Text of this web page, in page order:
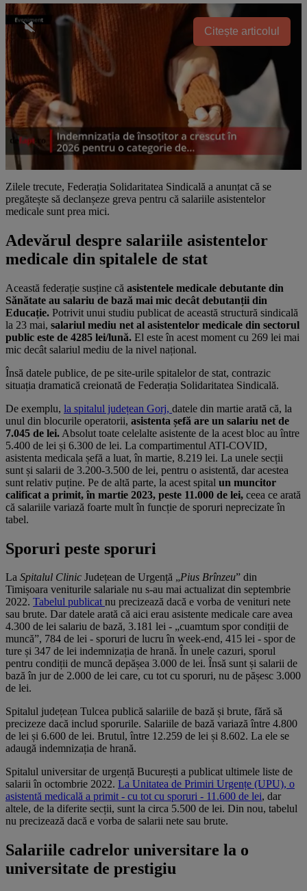
Citește articolul
Zilele trecute, Federația Solidaritatea Sindicală a anunțat că se
pregătește să declanșeze greva pentru că salariile asistentelor
medicale sunt prea mici.
Adevărul despre salariile asistentelor
medicale din spitalele de stat
Această federație susține că asistentele medicale debutante din
Sănătate au salariu de bază mai mic decât debutanții din
Educație. Potrivit unui studiu publicat de această structură sindicală
la 23 mai, salariul mediu net al asistentelor medicale din sectorul
public este de 4285 lei/lună. El este în acest moment cu 269 lei mai
mic decât salariul mediu de la nivel național.
Însă datele publice, de pe site-urile spitalelor de stat, contrazic
situația dramatică creionată de Federația Solidaritatea Sindicală.
De exemplu, la spitalul județean Gorj, datele din martie arată că, la
unul din blocurile operatorii, asistenta șefă are un salariu net de
7.045 de lei. Absolut toate celelalte asistente de la acest bloc au între
5.400 de lei și 6.300 de lei. La compartimentul ATI-COVID,
asistenta medicala șefă a luat, în martie, 8.219 lei. La unele secții
sunt și salarii de 3.200-3.500 de lei, pentru o asistentă, dar acestea
sunt relativ puține. Pe de altă parte, la acest spital un muncitor
calificat a primit, în martie 2023, peste 11.000 de lei, ceea ce arată
că salariile variază foarte mult în funcție de sporuri neprecizate în
tabel.
Sporuri peste sporuri
La Spitalul Clinic Județean de Urgență „Pius Brînzeu” din
Timișoara veniturile salariale nu s-au mai actualizat din septembrie
2022. Tabelul publicatnu precizează dacă e vorba de venituri nete
sau brute. Dar datele arată că aici erau asistente medicale care avea
4.300 de lei salariu de bază, 3.181 lei - „cuamtum spor condiții de
muncă”, 784 de lei - sporuri de lucru în week-end, 415 lei - spor de
ture și 347 de lei indemnizația de hrană. În unele cazuri, sporul
pentru condiții de muncă depășea 3.000 de lei. Însă sunt și salarii de
bază în jur de 2.000 de lei care, cu tot cu sporuri, nu de pășesc 3.000
de lei.
Spitalul județean Tulcea publică salariile de bază și brute, fără să
precizeze dacă includ sporurile. Salariile de bază variază între 4.800
de lei și 6.600 de lei. Brutul, între 12.259 de lei și 8.602. La ele se
adaugă indemnizația de hrană.
Spitalul universitar de urgență București a publicat ultimele liste de
salarii în octombrie 2022. La Unitatea de Primiri Urgențe (UPU), o
asistentă medicală a primit - cu tot cu sporuri - 11.600 de lei, dar
altele, de la diferite secții, sunt la circa 5.500 de lei. Din nou, tabelul
nu precizează dacă e vorba de salarii nete sau brute.
Salariile cadrelor universitare la o
universitate de prestigiu